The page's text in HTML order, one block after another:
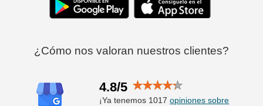
¿Cómo nos valoran nuestros clientes?
4.8/5
¡Ya tenemos 1017opiniones sobre